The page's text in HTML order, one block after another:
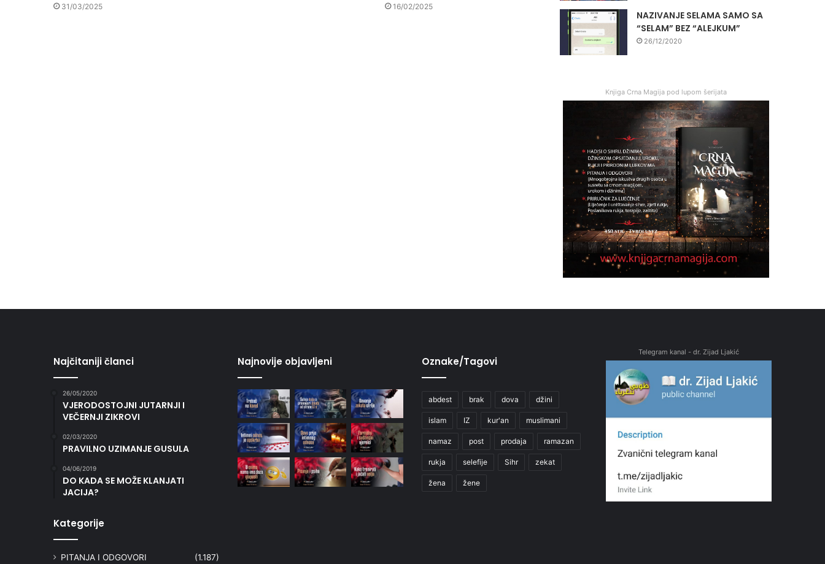
31/03/2025 16/02/2025
NAZIVANJE SELAMA SAMO SA
“SELAM” BEZ “ALEJKUM”
26/12/2020
Knjiga Crna Magija pod lupom šerijata
Najčitaniji članci
26/05/2020
VJERODOSTOJNI JUTARNJI I
VEČERNJI ZIKROVI
02/03/2020
PRAVILNO UZIMANJE GUSULA
04/06/2019
DO KADA SE MOŽE KLANJATI
JACIJA?
Kategorije
PITANJA I ODGOVORI (1.187)
Najnovije objavljeni Oznake/Tagovi
abdest brak dova džini
islam IZ kur'an muslimani
namaz post prodaja ramazan
rukja selefije Sihr zekat
žena žene
Telegram kanal - dr. Zijad Ljakić